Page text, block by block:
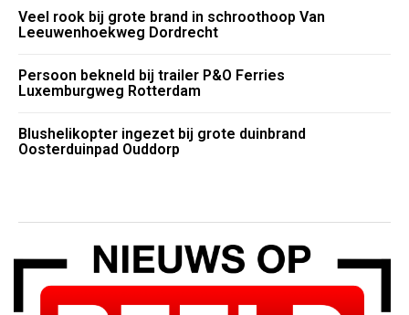
Veel rook bij grote brand in schroothoop Van
Leeuwenhoekweg Dordrecht
Persoon bekneld bij trailer P&O Ferries
Luxemburgweg Rotterdam
Blushelikopter ingezet bij grote duinbrand
Oosterduinpad Ouddorp